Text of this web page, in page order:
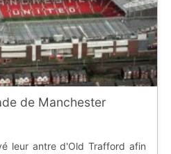
de Manchester
leur antre d'Old Trafford afin